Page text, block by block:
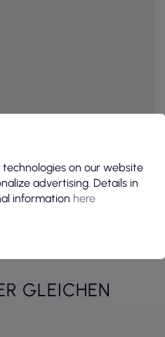
GLEICHEN
technologies on our website
advertising. Details in
information here